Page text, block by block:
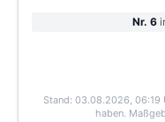
Nr. 6
Stand: 03.08.2026, 06:19
haben.